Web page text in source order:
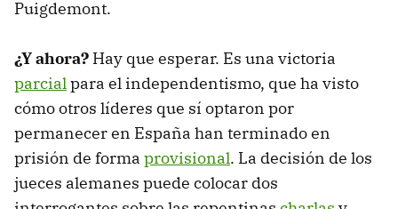
Puigdemont.
¿Y ahora? Hay que esperar. Es una victoria
parcialpara el independentismo, que ha visto
cómo otros líderes que sí optaron por
permanecer en España han terminado en
prisión de forma provisional. La decisión de los
jueces alemanes puede colocar dos